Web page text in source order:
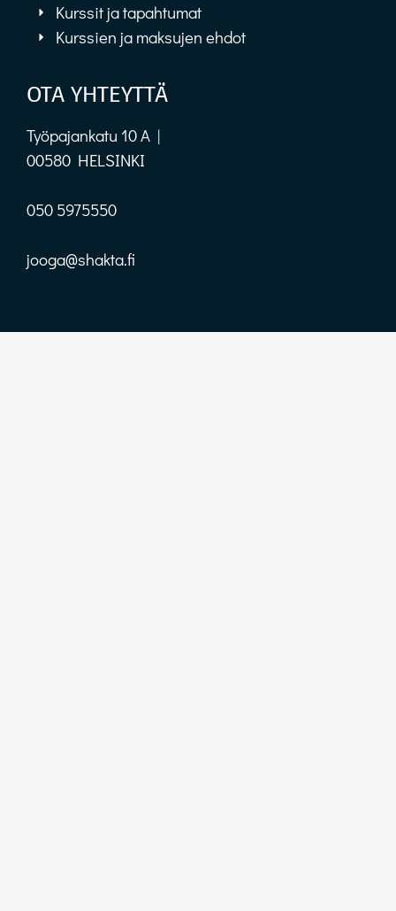
Kurssit ja tapahtumat
Kurssien ja maksujen ehdot
OTA YHTEYTTÄ
Työpajankatu 10 A |
00580 HELSINKI
050 5975550
jooga@shakta.fi